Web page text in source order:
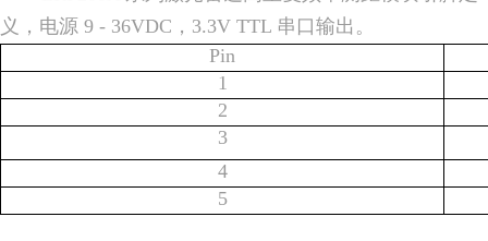
义，电源 9 - 36VDC，3.3V TTL 串口输出。
Pin
1
2
3
4
5